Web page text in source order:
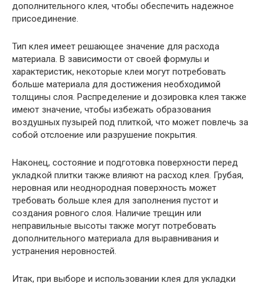
дополнительного клея, чтобы обеспечить надежное
присоединение.
Тип клея имеет решающее значение для расхода
материала. В зависимости от своей формулы и
характеристик, некоторые клеи могут потребовать
больше материала для достижения необходимой
толщины слоя. Распределение и дозировка клея также
имеют значение, чтобы избежать образования
воздушных пузырей под плиткой, что может повлечь за
собой отслоение или разрушение покрытия.
Наконец, состояние и подготовка поверхности перед
укладкой плитки также влияют на расход клея. Грубая,
неровная или неоднородная поверхность может
требовать больше клея для заполнения пустот и
создания ровного слоя. Наличие трещин или
неправильные высоты также могут потребовать
дополнительного материала для выравнивания и
устранения неровностей.
Итак, при выборе и использовании клея для укладки